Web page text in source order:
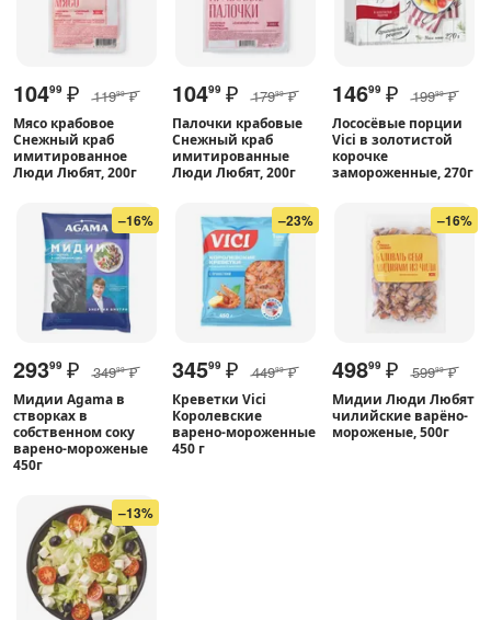
10499 ₽ 11999 ₽
Мясо крабовое
Снежный краб
имитированное
Люди Любят, 200г
10499 ₽ 17999 ₽
Палочки крабовые
Снежный краб
имитированные
Люди Любят, 200г
14699 ₽ 19999 ₽
Лососёвые порции
Vici в золотистой
корочке
замороженные, 270г
–16%
29399 ₽ 34999 ₽
Мидии Agama в
створках в
собственном соку
варено-мороженые
450г
–23%
34599 ₽ 44999 ₽
Креветки Vici
Королевские
варено-мороженные
450 г
–16%
49899 ₽ 59999 ₽
Мидии Люди Любят
чилийские варёно-
мороженые, 500г
–13%